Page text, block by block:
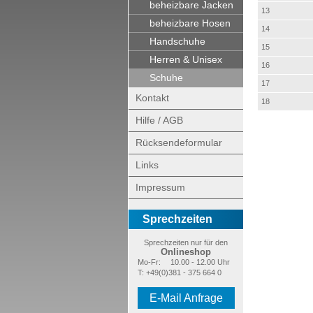
beheizbare Jacken
beheizbare Hosen
Handschuhe
Herren & Unisex
Schuhe
Kontakt
Hilfe / AGB
Rücksendeformular
Links
Impressum
Sprechzeiten
Sprechzeiten nur für den
Onlineshop
Mo-Fr:
10.00 - 12.00 Uhr
T: +49(0)381 - 375 664 0
E-Mail Anfrage
13
14
15
16
17
18